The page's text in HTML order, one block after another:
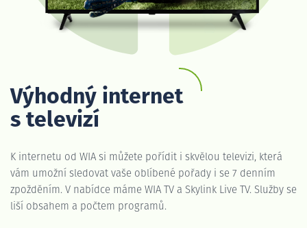
Výhodný internet
s televizí
K internetu od WIA si můžete pořídit i skvělou televizi, která
vám umožní sledovat vaše oblíbené pořady i se 7 denním
zpožděním. V nabídce máme WIA TV a Skylink Live TV. Služby se
liší obsahem a počtem programů.